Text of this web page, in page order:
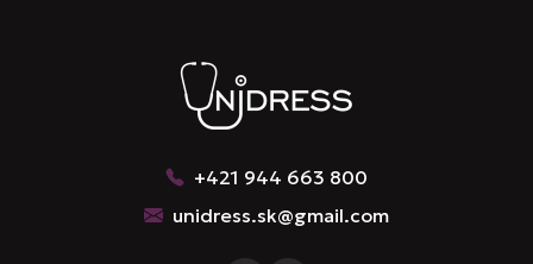
+421 944 663 800
unidress.sk@gmail.com